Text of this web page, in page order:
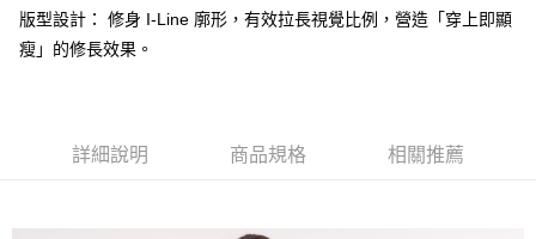
版型設計： 修身 I-Line 廓形，有效拉長視覺比例，營造「穿上即顯
瘦」的修長效果。
詳細說明 商品規格 相關推薦